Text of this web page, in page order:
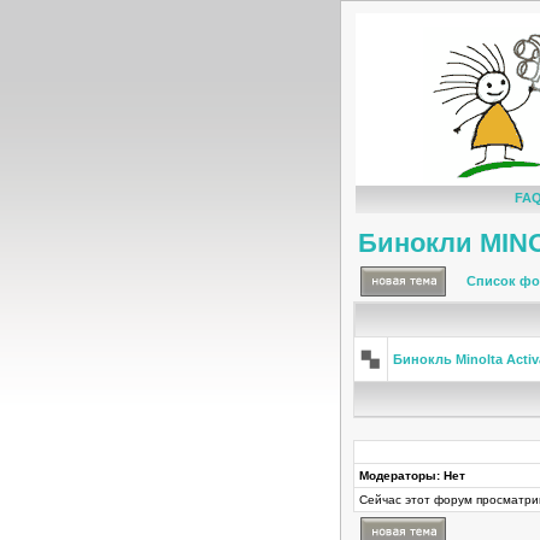
FAQ
Бинокли
Список
Бинокль Minolta
Модераторы: Нет
Сейчас этот форум